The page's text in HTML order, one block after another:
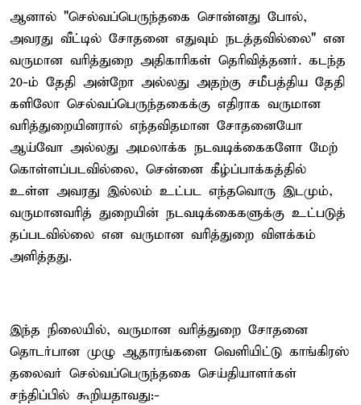
ஆனால் "செல்வப்பெருந்தகை சொன்னது போல்,
அவரது வீட்டில் சோதனை எதுவும் நடத்தவில்லை" என
வருமான வரித்துறை அதிகாரிகள் தெரிவித்தனர். கடந்த
20-ம் தேதி அன்றோ அல்​லது அதற்கு சமீபத்​திய தேதி​
களிலோ செல்​வப்​பெருந்​தகைக்கு எதி​ராக வரு​மான
வரித்​துறை​யின​ரால் எந்​த​வித​மான சோதனையோ
ஆய்வோ அல்​லது அமலாக்க நடவடிக்​கைகளோ மேற்​
கொள்​ளப்​பட​வில்லை, சென்னை கீழ்ப்​பாக்​கத்​தில்
உள்ள அவரது இல்​லம் உட்பட எந்​தவொரு இடமும்,
வரு​மானவரித் துறையின் நடவடிக்​கைகளுக்கு உட்​படுத்​
தப்​பட​வில்​லை என வருமான வரித்துறை விளக்கம்
அளித்தது.
இந்த நிலையில், வருமான வரித்துறை சோதனை
தொடர்பான முழு ஆதாரங்களை வெளியிட்டு காங்கிரஸ்
தலைவர் செல்வப்பெருந்தகை செய்தியாளர்கள்
சந்திப்பில் கூறியதாவது:-